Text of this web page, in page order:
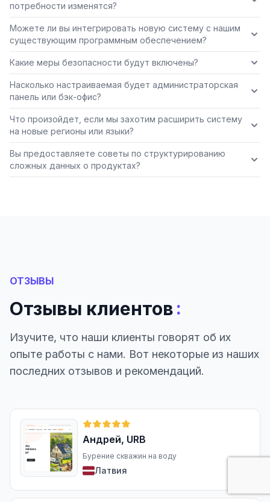
потребности изменятся?
Можете ли вы интегрировать новую систему с нашим
существующим программным обеспечением?
Какие меры безопасности будут включены?
Насколько настраиваемая будет администраторская
панель или бэк-офис?
Что произойдет, если мы захотим расширить систему
на новые регионы или языки?
Вы предоставляете советы по структурированию
сложных данных о продуктах?
ОТЗЫВЫ
Отзывы клиентов:
Изучите, что наши клиенты говорят об их
опыте работы с нами. Вот некоторые из наших
последних отзывов и рекомендаций.
Андрей, URB
Бурение скважин на воду
Латвия